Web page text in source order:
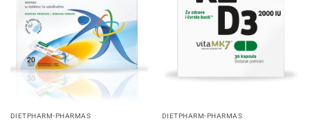
DIETPHARM-PHARMAS DIETPHARM-PHARMAS